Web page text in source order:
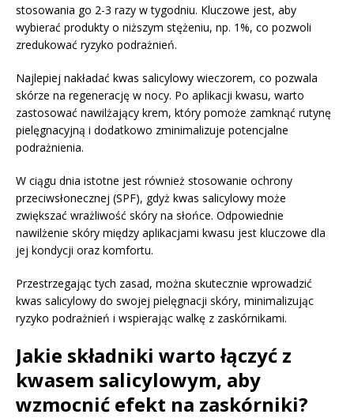
stosowania go 2-3 razy w tygodniu. Kluczowe jest, aby
wybierać produkty o niższym stężeniu, np. 1%, co pozwoli
zredukować ryzyko podrażnień.
Najlepiej nakładać kwas salicylowy wieczorem, co pozwala
skórze na regenerację w nocy. Po aplikacji kwasu, warto
zastosować nawilżający krem, który pomoże zamknąć rutynę
pielęgnacyjną i dodatkowo zminimalizuje potencjalne
podrażnienia.
W ciągu dnia istotne jest również stosowanie ochrony
przeciwsłonecznej (SPF), gdyż kwas salicylowy może
zwiększać wrażliwość skóry na słońce. Odpowiednie
nawilżenie skóry między aplikacjami kwasu jest kluczowe dla
jej kondycji oraz komfortu.
Przestrzegając tych zasad, można skutecznie wprowadzić
kwas salicylowy do swojej pielęgnacji skóry, minimalizując
ryzyko podrażnień i wspierając walkę z zaskórnikami.
Jakie składniki warto łączyć z
kwasem salicylowym, aby
wzmocnić efekt na zaskórniki?